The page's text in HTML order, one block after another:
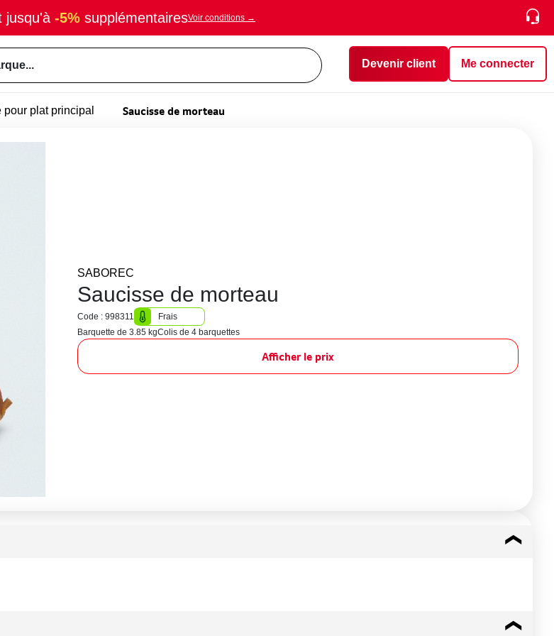
jusqu'à -5% supplémentairesVoir conditions →
Devenir client Me connecter
plat principal Saucisse de morteau
SABOREC
Saucisse de morteau
Code : 998311
Frais
Barquette de 3.85 kgColis de 4 barquettes
Afficher le prix